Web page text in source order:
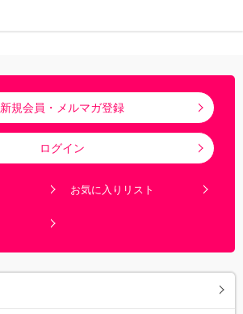
新規会員・メルマガ登録
ログイン
お気に入りリスト